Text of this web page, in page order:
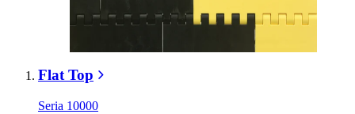
Flat Top
Seria 10000